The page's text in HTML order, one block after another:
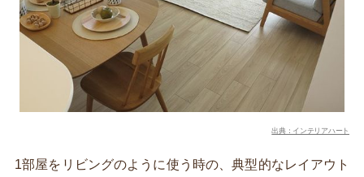
出典：インテリアハート
1部屋をリビングのように使う時の、典型的なレイアウト